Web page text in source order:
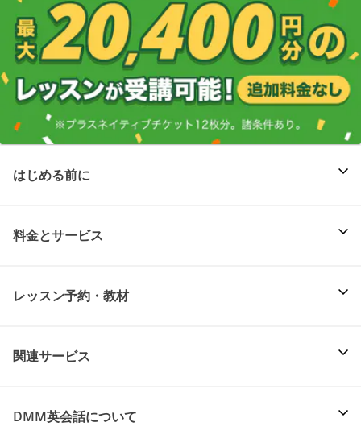
はじめる前に
料金とサービス
レッスン予約・教材
関連サービス
DMM英会話について